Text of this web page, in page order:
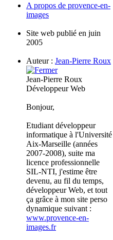
A propos de provence-en-
images
Site web publié en juin
2005
Auteur : Jean-Pierre Roux
Jean-Pierre Roux
Développeur Web
Bonjour,
Etudiant développeur
informatique à l'Université
Aix-Marseille (années
2007-2008), suite ma
licence professionnelle
SIL-NTI, j'estime être
devenu, au fil du temps,
développeur Web, et tout
ça grâce à mon site perso
dynamique suivant :
www.provence-en-
images.fr